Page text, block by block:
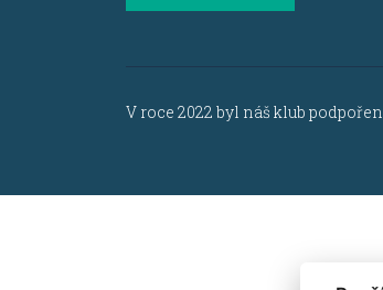
V roce 2022 byl náš klub